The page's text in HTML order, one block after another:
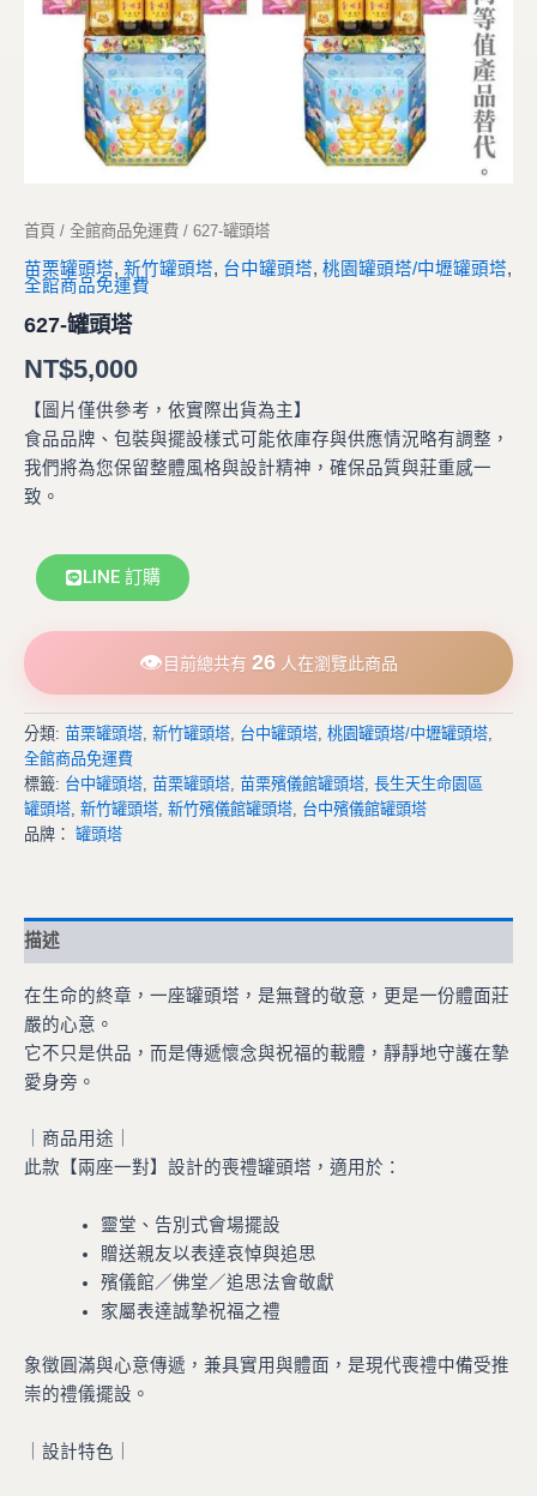
首頁 / 全館商品免運費 / 627-罐頭塔
苗栗罐頭塔, 新竹罐頭塔, 台中罐頭塔, 桃園罐頭塔/中壢罐頭塔,
全館商品免運費
627-罐頭塔
NT$5,000
【圖片僅供參考，依實際出貨為主】
食品品牌、包裝與擺設樣式可能依庫存與供應情況略有調整，
我們將為您保留整體風格與設計精神，確保品質與莊重感一
致。
LINE 訂購
👁 目前總共有 26 人在瀏覽此商品
分類: 苗栗罐頭塔, 新竹罐頭塔, 台中罐頭塔, 桃園罐頭塔/中壢罐頭塔,
全館商品免運費
標籤: 台中罐頭塔, 苗栗罐頭塔, 苗栗殯儀館罐頭塔, 長生天生命園區
罐頭塔, 新竹罐頭塔, 新竹殯儀館罐頭塔, 台中殯儀館罐頭塔
品牌： 罐頭塔
描述
在生命的終章，一座罐頭塔，是無聲的敬意，更是一份體面莊
嚴的心意。
它不只是供品，而是傳遞懷念與祝福的載體，靜靜地守護在摯
愛身旁。
｜商品用途｜
此款【兩座一對】設計的喪禮罐頭塔，適用於：
靈堂、告別式會場擺設
贈送親友以表達哀悼與追思
殯儀館／佛堂／追思法會敬獻
家屬表達誠摯祝福之禮
象徵圓滿與心意傳遞，兼具實用與體面，是現代喪禮中備受推
崇的禮儀擺設。
｜設計特色｜